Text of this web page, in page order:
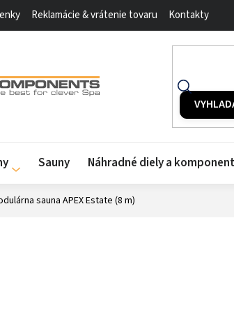
Reklamácie & vrátenie tovaru Kontakty
Sauny Náhradné diely a
sauna APEX Estate (8 m)